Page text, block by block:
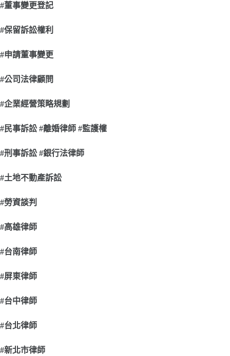
#董事變更登記
#保留訴訟權利
#申請董事變更
#公司法律顧問
#企業經營策略規劃
#民事訴訟 #離婚律師 #監護權
#刑事訴訟 #銀行法律師
#土地不動產訴訟
#勞資談判
#高雄律師
#台南律師
#屏東律師
#台中律師
#台北律師
#新北市律師